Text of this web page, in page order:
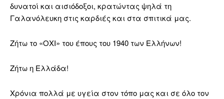
δυνατοί και αισιόδοξοι, κρατώντας ψηλά τη
Γαλανόλευκη στις καρδιές και στα σπιτικά μας.
Ζήτω το «ΟΧΙ» του έπους του 1940 των Ελλήνων!
Ζήτω η Ελλάδα!
Χρόνια πολλά με υγεία στον τόπο μας και σε όλο τον